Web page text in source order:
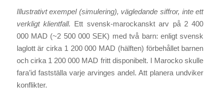
Illustrativt exempel (simulering), vägledande siffror, inte ett
verkligt klientfall. Ett svensk-marockanskt arv på 2 400
000 MAD (~2 500 000 SEK) med två barn: enligt svensk
laglott är cirka 1 200 000 MAD (hälften) förbehållet barnen
och cirka 1 200 000 MAD fritt disponibelt. I Marocko skulle
fara’id fastställa varje arvinges andel. Att planera undviker
konflikter.